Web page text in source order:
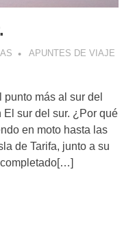
APUNTES DE VIAJE
punto más al sur del
sur del sur. ¿Por qué
en moto hasta las
de Tarifa, junto a su